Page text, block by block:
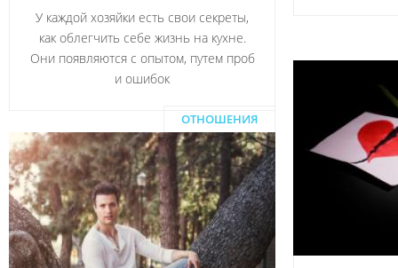
У каждой хозяйки есть свои секреты,
как облегчить себе жизнь на кухне.
Они появляются с опытом, путем проб
и ошибок
ОТНОШЕНИЯ